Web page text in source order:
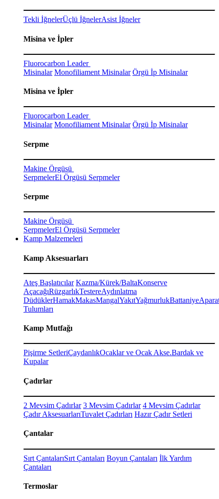
Tekli İğnelerÜçlü İğnelerAsist İğneler
Misina ve İpler
Fluorocarbon Leader
Misinalar Monofiliament Misinalar Örgü İp Misinalar
Misina ve İpler
Fluorocarbon Leader
Misinalar Monofiliament Misinalar Örgü İp Misinalar
Serpme
Makine Örgüsü
SerpmelerEl Örgüsü Serpmeler
Serpme
Makine Örgüsü
SerpmelerEl Örgüsü Serpmeler
Kamp Malzemeleri
Kamp Aksesuarları
Ateş Başlatıcılar Kazma/Kürek/BaltaKonserve
AçacağıRüzgarlıkTestereAydınlatma
DüdüklerHamakMakasMangalYakıtYağmurlukBattaniye
Tulumları
Kamp Mutfağı
Pişirme SetleriÇaydanlıkOcaklar ve Ocak Akse.Bardak ve
Kupalar
Çadırlar
2 Mevsim Çadırlar 3 Mevsim Çadırlar 4 Mevsim Çadırlar
Çadır AksesuarlarıTuvalet Çadırları Hazır Çadır Setleri
Çantalar
Sırt ÇantalarıSırt Çantaları Boyun Çantaları İlk Yardım
Çantaları
Termoslar